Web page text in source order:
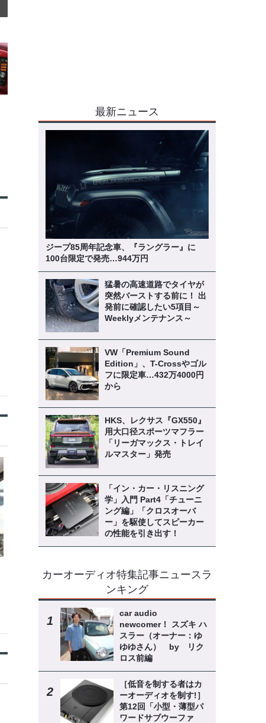
最新ニュース
ジープ85周年記念車、『ラングラー』に
100台限定で発売…944万円
猛暑の高速道路でタイヤが
突然バーストする前に！ 出
発前に確認したい5項目～
Weeklyメンテナンス～
VW「Premium Sound
Edition」、T-Crossやゴル
フに限定車…432万4000円
から
HKS、レクサス『GX550』
用大口径スポーツマフラー
「リーガマックス・トレイ
ルマスター」発売
「イン・カー・リスニング
学」入門 Part4「チューニ
ング編」「クロスオーバ
ー」を駆使してスピーカー
の性能を引き出す！
カーオーディオ特集記事ニュースラ
ンキング
car audio
newcomer！ スズキ ハ
スラー（オーナー：ゆ
ゆゆさん） by リク
ロス前編
［低音を制する者はカ
ーオーディオを制す!］
第12回「小型・薄型パ
ワードサブウーファ